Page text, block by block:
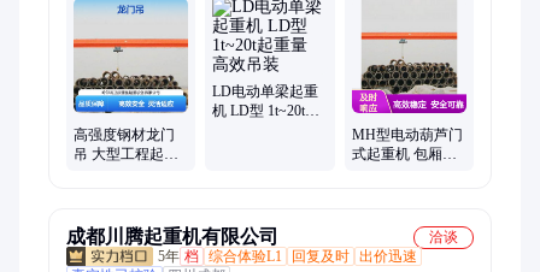
高强度钢材龙门
吊 大型工程起重
LD电动单梁起重
机 LD型 1t~20t起
MH型电动葫芦门
式起重机 包厢式
成都川腾起重机有限公司
洽谈
5年 档 综合体验L1 回复及时 出价迅速